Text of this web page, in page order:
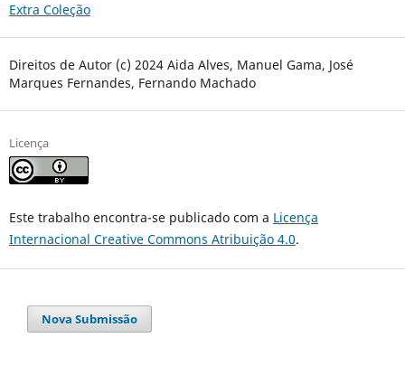
Extra Coleção
Direitos de Autor (c) 2024 Aida Alves, Manuel Gama, José
Marques Fernandes, Fernando Machado
Licença
Este trabalho encontra-se publicado com a Licença
Internacional Creative Commons Atribuição 4.0.
Nova Submissão